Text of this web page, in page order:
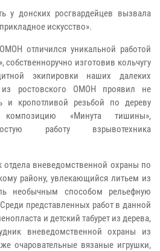
у донских росгвардейцев вызвала
искусство».
отличился уникальной работой
собственноручно изготовив кольчугу
экипировки наших далеких
ростовского ОМОН проявил не
и кропотливой резьбой по дереву
«Минута тишины»,
работу взрывотехника
отдела вневедомственной охраны по
району, увлекающийся литьем из
необычным способом рельефную
представленных работ в данной
и детский табурет из дерева,
вневедомственной охраны из
очаровательные вязаные игрушки,